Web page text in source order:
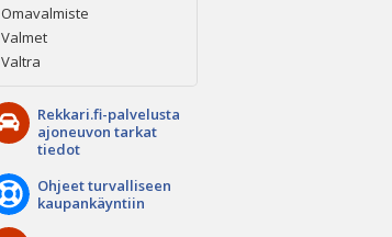
Omavalmiste
Valmet
Valtra
Rekkari.fi-palvelusta
ajoneuvon tarkat
tiedot
Ohjeet turvalliseen
kaupankäyntiin